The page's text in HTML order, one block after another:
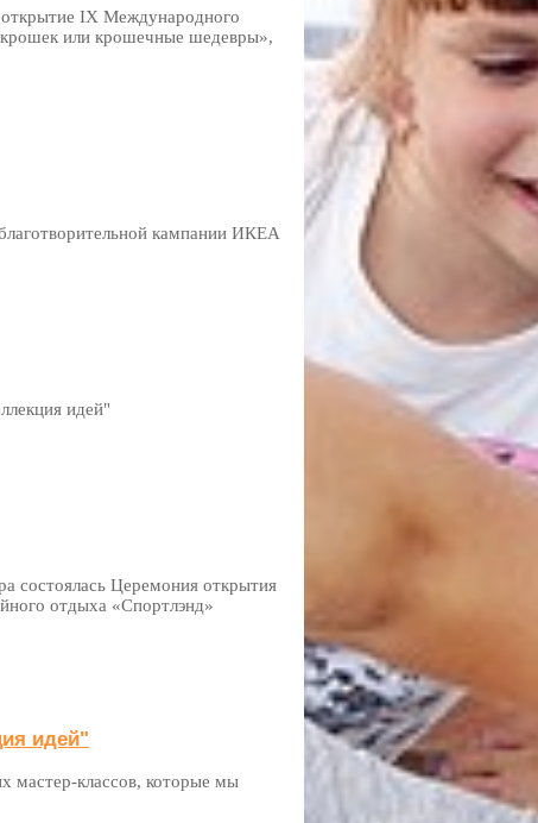
открытие IХ Международного
крошек или крошечные шедевры»,
кампании ИКЕА
идей"
состоялась Церемония открытия
отдыха «Спортлэнд»
идей"
мастер-классов, которые мы